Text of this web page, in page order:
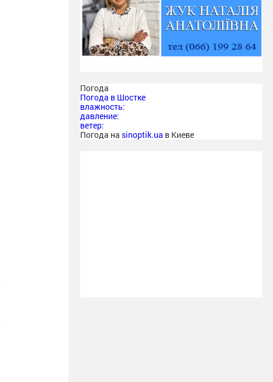
Погода
Погода в Шостке
влажность:
давление:
ветер:
Погода на sinoptik.ua в Киеве